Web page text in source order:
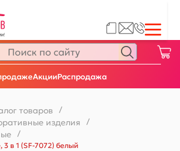
АкцииРаспродажа
товаров /
изделия /
/
в 1 (SF-7072) белый